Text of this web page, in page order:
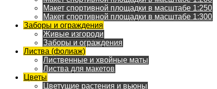
Макет спортивной площадки в масштабе 1:250
Макет спортивной площадки в масштабе 1:300
Заборы и ограждения
Живые изгороди
Заборы и ограждения
Листва (фолиаж)
Лиственные и хвойные маты
Листва для макетов
Цветы
Цветущие растения и вьюны